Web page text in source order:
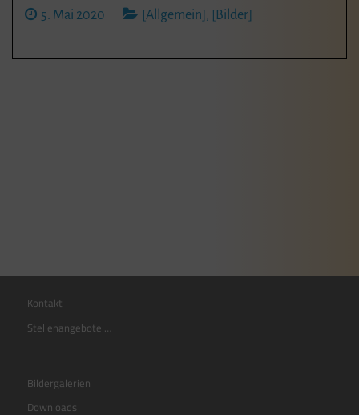
5. Mai 2020 [Allgemein] , [Bilder]
Kontakt
Stellenangebote …
Bildergalerien
Downloads